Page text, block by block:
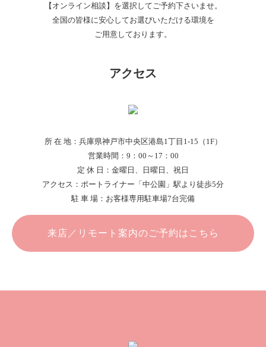
【オンライン相談】を選択してご予約下さいませ。
全国の皆様に安心してお選びいただける環境を
ご用意しております。
アクセス
所 在 地： 兵庫県神戸市中央区港島1丁目1-15（1F）
営業時間： 9：00～17：00
定 休 日： 金曜日、日曜日、祝日
アクセス： ポートライナー「中公園」駅より徒歩5分
駐 車 場： お客様専用駐車場7台完備
来店／リモート案内のご予約はこちら